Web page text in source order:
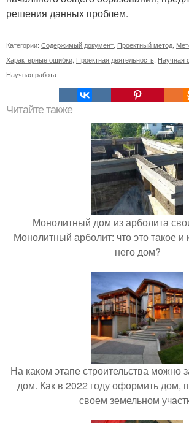
решения данных проблем.
Категории: Содержимый документ Проектный метод
Характерные ошибки Проектная деятельность Научная
Научная работа
Читайте также
Монолитный дом из арболита
Монолитный арболит: что это такое и
него дом?
На каком этапе строительства можно
дом. Как в 2022 году оформить дом,
своем земельном